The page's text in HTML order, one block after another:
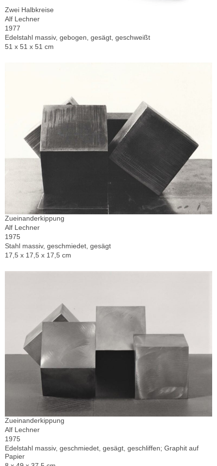
Zwei Halbkreise
Alf Lechner
1977
Edelstahl massiv, gebogen, gesägt, geschweißt
51 x 51 x 51 cm
Zueinanderkippung
Alf Lechner
1975
Stahl massiv, geschmiedet, gesägt
17,5 x 17,5 x 17,5 cm
Zueinanderkippung
Alf Lechner
1975
Edelstahl massiv, geschmiedet, gesägt, geschliffen; Graphit auf
Papier